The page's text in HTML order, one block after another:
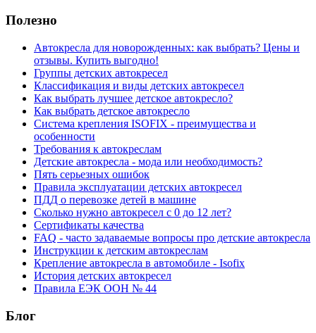
Полезно
Автокресла для новорожденных: как выбрать? Цены и
отзывы. Купить выгодно!
Группы детских автокресел
Классификация и виды детских автокресел
Как выбрать лучшее детское автокресло?
Как выбрать детское автокресло
Система крепления ISOFIX - преимущества и
особенности
Требования к автокреслам
Детские автокресла - мода или необходимость?
Пять серьезных ошибок
Правила эксплуатации детских автокресел
ПДД о перевозке детей в машине
Сколько нужно автокресел с 0 до 12 лет?
Сертификаты качества
FAQ - часто задаваемые вопросы про детские автокресла
Инструкции к детским автокреслам
Крепление автокресла в автомобиле - Isofix
История детских автокресел
Правила ЕЭК ООН № 44
Блог